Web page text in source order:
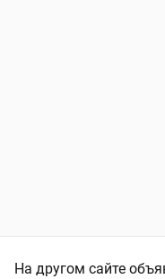
На другом сайте